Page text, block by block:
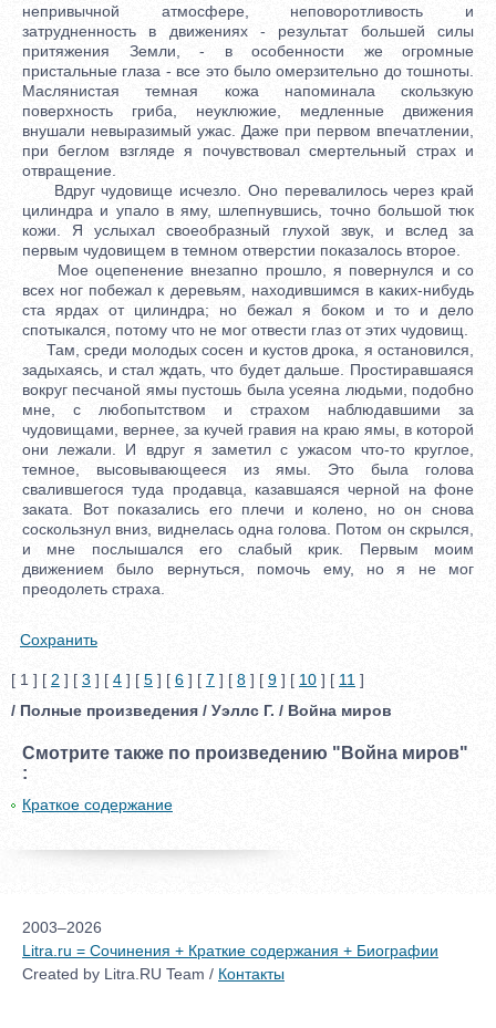
непривычной атмосфере, неповоротливость и
затрудненность в движениях - результат большей силы
притяжения Земли, - в особенности же огромные
пристальные глаза - все это было омерзительно до тошноты.
Маслянистая темная кожа напоминала скользкую
поверхность гриба, неуклюжие, медленные движения
внушали невыразимый ужас. Даже при первом впечатлении,
при беглом взгляде я почувствовал смертельный страх и
отвращение.
Вдруг чудовище исчезло. Оно перевалилось через край
цилиндра и упало в яму, шлепнувшись, точно большой тюк
кожи. Я услыхал своеобразный глухой звук, и вслед за
первым чудовищем в темном отверстии показалось второе.
Мое оцепенение внезапно прошло, я повернулся и со
всех ног побежал к деревьям, находившимся в каких-нибудь
ста ярдах от цилиндра; но бежал я боком и то и дело
спотыкался, потому что не мог отвести глаз от этих чудовищ.
Там, среди молодых сосен и кустов дрока, я остановился,
задыхаясь, и стал ждать, что будет дальше. Простиравшаяся
вокруг песчаной ямы пустошь была усеяна людьми, подобно
мне, с любопытством и страхом наблюдавшими за
чудовищами, вернее, за кучей гравия на краю ямы, в которой
они лежали. И вдруг я заметил с ужасом что-то круглое,
темное, высовывающееся из ямы. Это была голова
свалившегося туда продавца, казавшаяся черной на фоне
заката. Вот показались его плечи и колено, но он снова
соскользнул вниз, виднелась одна голова. Потом он скрылся,
и мне послышался его слабый крик. Первым моим
движением было вернуться, помочь ему, но я не мог
преодолеть страха.
Сохранить
[ 1 ] [ 2 ] [ 3 ] [ 4 ] [ 5 ] [ 6 ] [ 7 ] [ 8 ] [ 9 ] [ 10 ] [ 11 ]
/ Полные произведения / Уэллс Г. / Война миров
Смотрите также по произведению "Война миров"
:
Краткое содержание
2003–2026
Litra.ru = Сочинения + Краткие содержания + Биографии
Created by Litra.RU Team / Контакты